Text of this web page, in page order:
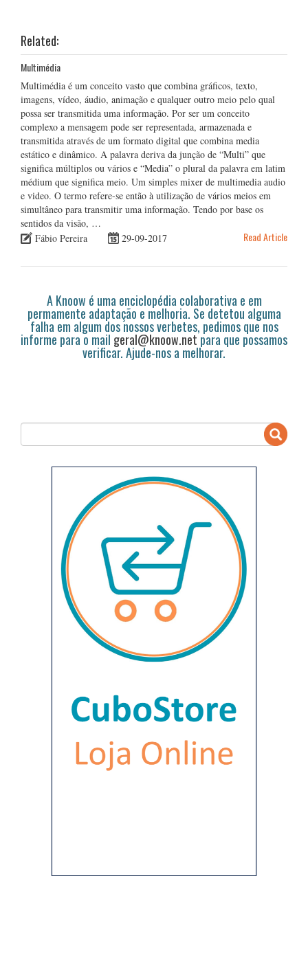
Related:
Multimédia
Multimédia é um conceito vasto que combina gráficos, texto,
imagens, vídeo, áudio, animação e qualquer outro meio pelo qual
possa ser transmitida uma informação. Por ser um conceito
complexo a mensagem pode ser representada, armazenada e
transmitida através de um formato digital que combina media
estático e dinâmico. A palavra deriva da junção de “Multi” que
significa múltiplos ou vários e “Media” o plural da palavra em latim
médium que significa meio. Um simples mixer de multimedia audio
e video. O termo refere-se então à utilização de vários meios em
simultâneo para transmitir uma informação. Tendo por base os
sentidos da visão, …
Fábio Pereira
29-09-2017 Read Article
A Knoow é uma enciclopédia colaborativa e em
permamente adaptação e melhoria. Se detetou alguma
falha em algum dos nossos verbetes, pedimos que nos
informe para o mail geral@knoow.netpara que possamos
verificar. Ajude-nos a melhorar.